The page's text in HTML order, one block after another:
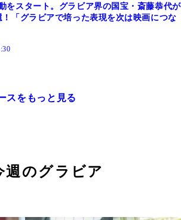
をスタート。グラビア界の国宝・斎藤恭代が
「グラビアで培った表現を次は映画につな
スをもっと見る
週のグラビア